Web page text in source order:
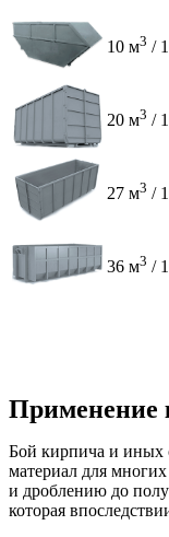
10 м3 /
20 м3 /
27 м3 /
36 м3 /
Применение
Бой кирпича и иных
материал для
и дроблению до
которая